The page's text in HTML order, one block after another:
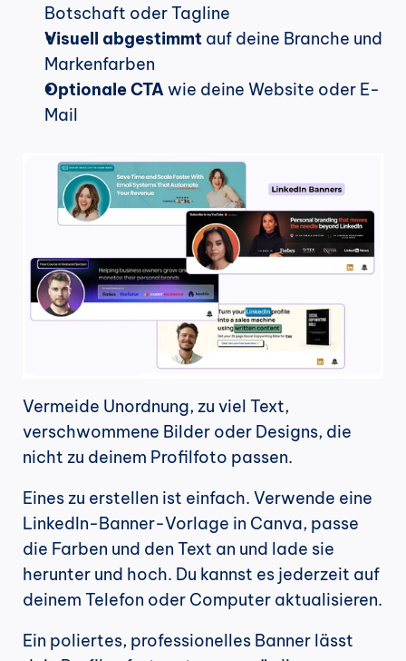
Botschaft oder Tagline
Visuell abgestimmt auf deine Branche und
Markenfarben
Optionale CTA wie deine Website oder E-
Mail
Vermeide Unordnung, zu viel Text,
verschwommene Bilder oder Designs, die
nicht zu deinem Profilfoto passen.
Eines zu erstellen ist einfach. Verwende eine
LinkedIn-Banner-Vorlage in Canva, passe
die Farben und den Text an und lade sie
herunter und hoch. Du kannst es jederzeit auf
deinem Telefon oder Computer aktualisieren.
Ein poliertes, professionelles Banner lässt